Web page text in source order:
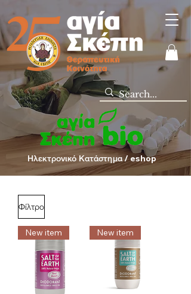
Ηλεκτρονικό Κατάστημα / eshop
Φίλτρο
New item New item